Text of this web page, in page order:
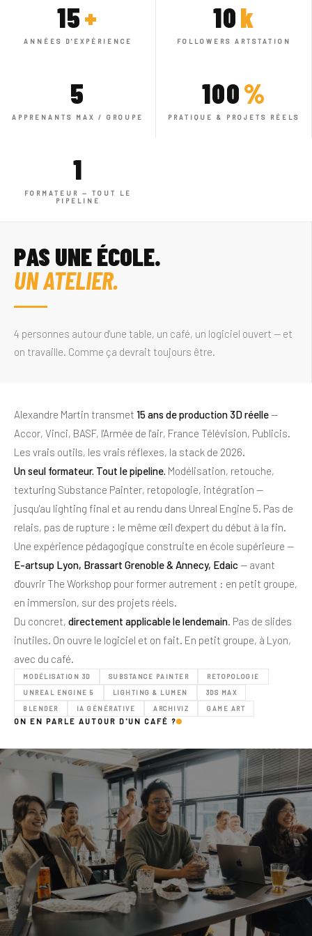
15+
ANNÉES D'EXPÉRIENCE
10k
FOLLOWERS ARTSTATION
5
APPRENANTS MAX / GROUPE
100%
PRATIQUE & PROJETS RÉELS
1
FORMATEUR — TOUT LE
PIPELINE
PAS UNE ÉCOLE.
UN ATELIER.
4 personnes autour d'une table, un café, un logiciel ouvert — et
on travaille. Comme ça devrait toujours être.
Alexandre Martin transmet 15 ans de production 3D réelle—
Accor, Vinci, BASF, l'Armée de l'air, France Télévision, Publicis.
Les vrais outils, les vrais réflexes, la stack de 2026.
Un seul formateur. Tout le pipeline. Modélisation, retouche,
texturing Substance Painter, retopologie, intégration —
jusqu'au lighting final et au rendu dans Unreal Engine 5. Pas de
relais, pas de rupture : le même œil d'expert du début à la fin.
Une expérience pédagogique construite en école supérieure —
E-artsup Lyon, Brassart Grenoble & Annecy, Edaic — avant
d'ouvrir The Workshop pour former autrement : en petit groupe,
en immersion, sur des projets réels.
Du concret, directement applicable le lendemain. Pas de slides
inutiles. On ouvre le logiciel et on fait. En petit groupe, à Lyon,
avec du café.
MODÉLISATION 3D SUBSTANCE PAINTER RETOPOLOGIE
UNREAL ENGINE 5 LIGHTING & LUMEN 3DS MAX
BLENDER IA GÉNÉRATIVE ARCHIVIZ GAME ART
ON EN PARLE AUTOUR D'UN CAFÉ ?